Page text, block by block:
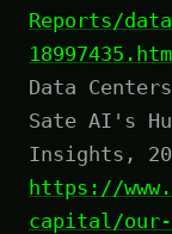
Reports/
Data
Sate AI's
Insights,
https://
capital/our-